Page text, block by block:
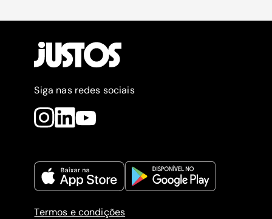
Siga nas redes sociais
Termos e condições